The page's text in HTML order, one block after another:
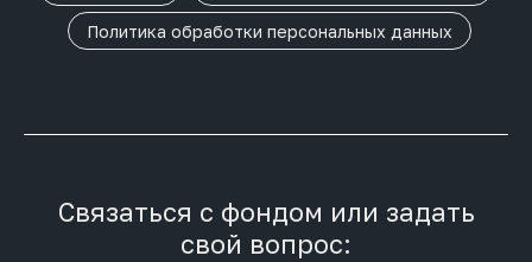
Политика обработки персональных данных
Связаться с фондом или задать
свой вопрос: